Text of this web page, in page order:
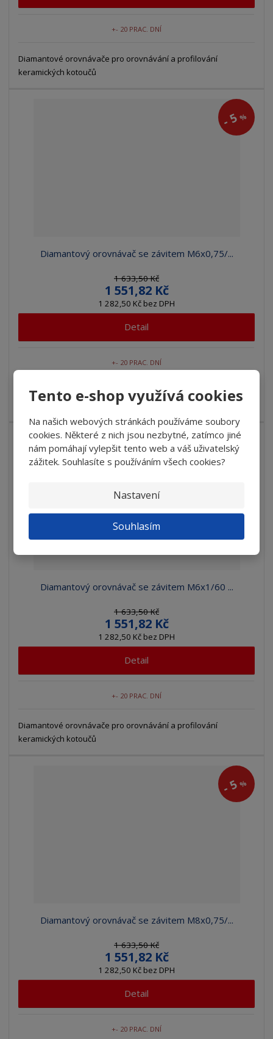
Tento e-shop využívá cookies
Na našich webových stránkách používáme soubory
cookies. Některé z nich jsou nezbytné, zatímco jiné
nám pomáhají vylepšit tento web a váš uživatelský
zážitek. Souhlasíte s používáním všech cookies?
Nastavení
Souhlasím
+- 20 PRAC. DNÍ
Diamantové orovnávače pro orovnávání a profilování
keramických kotoučů
-5%
Diamantový orovnávač se závitem M6x0,75/...
1 633,50 Kč
1 551,82 Kč
1 282,50 Kč bez DPH
Detail
+- 20 PRAC. DNÍ
Diamantové orovnávače pro orovnávání a profilování
-
5%
Diamantový orovnávač se závitem M6x1/60 ...
1 633,50 Kč
1 551,82 Kč
1 282,50 Kč bez DPH
Detail
+- 20 PRAC. DNÍ
Diamantové orovnávače pro orovnávání a profilování
keramických kotoučů
-5%
Diamantový orovnávač se závitem M8x0,75/...
1 633,50 Kč
1 551,82 Kč
1 282,50 Kč bez DPH
Detail
+- 20 PRAC. DNÍ